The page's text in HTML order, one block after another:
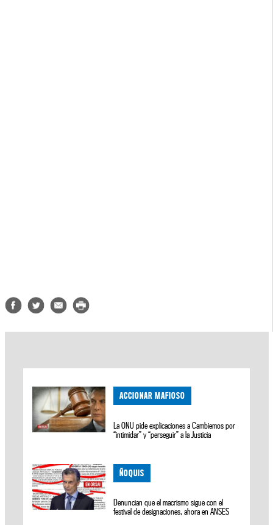
ACCIONAR MAFIOSO
La ONU pide explicaciones a Cambiemos por
“intimidar” y “perseguir” a la Justicia
ÑOQUIS
Denuncian que el macrismo sigue con el
festival de designaciones, ahora en ANSES